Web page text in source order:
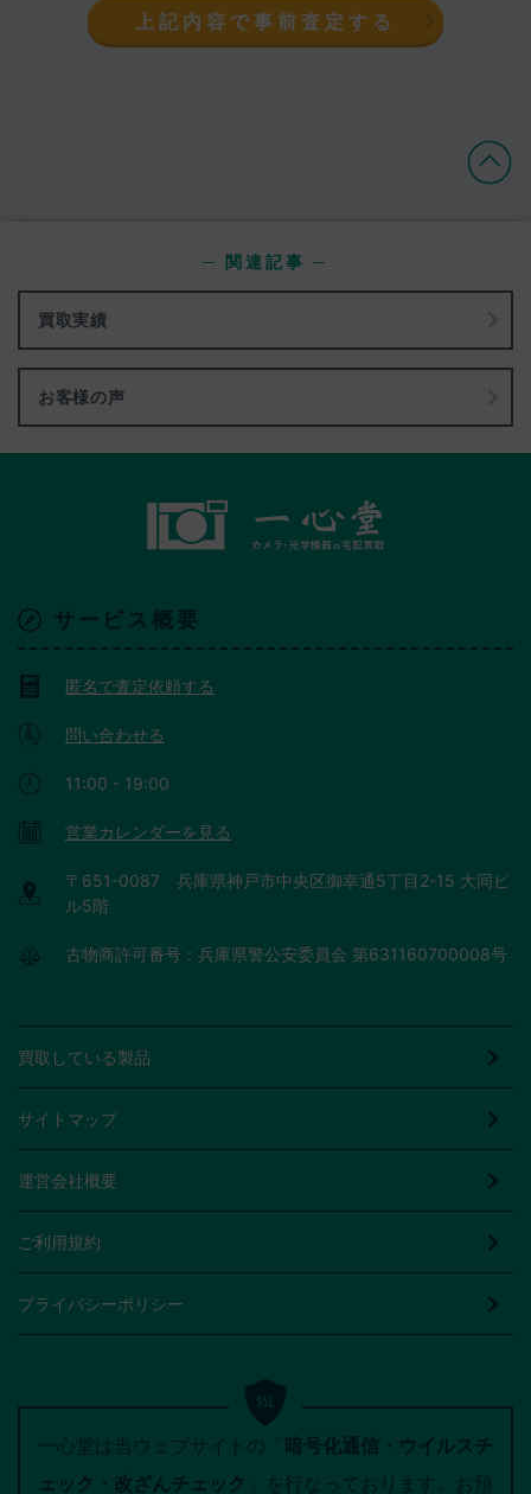
上記内容で事前査定する
買取実績
─ 関連記事 ─
お客様の声
サービス概要
匿名で査定依頼する
問い合わせる
11:00 - 19:00
営業カレンダーを見る
〒651-0087 兵庫県神戸市中央区御幸通5丁目2-15 大同ビ
ル5階
古物商許可番号：兵庫県警公安委員会 第631160700008号
買取している製品
サイトマップ
運営会社概要
ご利用規約
プライバシーポリシー
一心堂は当ウェブサイトの「
暗号化通信・ウイルスチ
ェック・改ざんチェック
」を行なっております。お預